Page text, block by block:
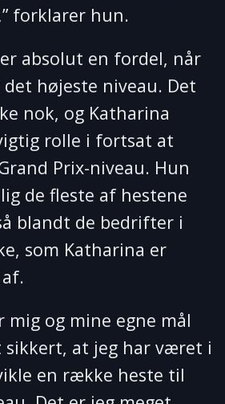
forklarer hun.
absolut en fordel, når
højeste niveau. Det
nok, og Katharina
rolle i fortsat at
Prix-niveau. Hun
de fleste af hestene
blandt de bedrifter i
som Katharina er
mig og mine egne mål
sikkert, at jeg har været i
en række heste til